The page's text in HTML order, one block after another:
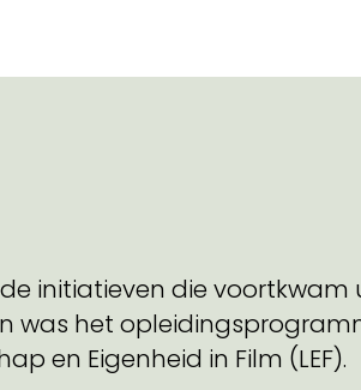
initiatieven die voortkwam
was het
en Eigenheid in Film (LEF).